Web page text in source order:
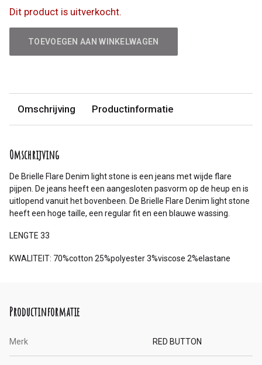
Dit product is uitverkocht.
TOEVOEGEN AAN WINKELWAGEN
Omschrijving Productinformatie
Omschrijving
De Brielle Flare Denim light stone is een jeans met wijde flare
pijpen. De jeans heeft een aangesloten pasvorm op de heup en is
uitlopend vanuit het bovenbeen. De Brielle Flare Denim light stone
heeft een hoge taille, een regular fit en een blauwe wassing.
LENGTE 33
KWALITEIT: 70%cotton 25%polyester 3%viscose 2%elastane
Productinformatie
Merk RED BUTTON